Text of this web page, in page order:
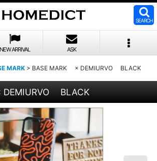
SEARCH
NEW ARRIVAL ASK
MARK > BASE MARK × DEMIURVO BLACK
BLACK